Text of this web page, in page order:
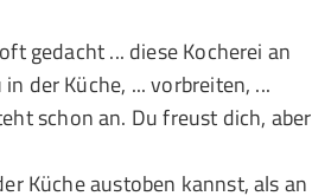
gedacht ... diese Kocherei an
der Küche, ... vorbreiten, ...
schon an. Du freust dich, aber
Küche austoben kannst, als an